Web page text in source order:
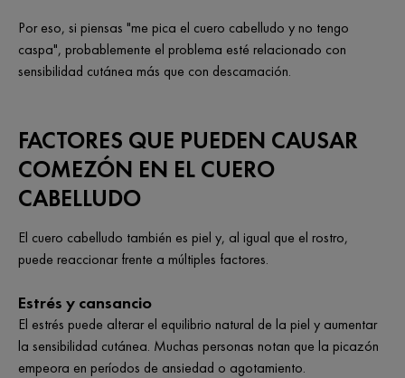
Por eso, si piensas "me pica el cuero cabelludo y no tengo
caspa", probablemente el problema esté relacionado con
sensibilidad cutánea más que con descamación.
FACTORES QUE PUEDEN CAUSAR
COMEZÓN EN EL CUERO
CABELLUDO
El cuero cabelludo también es piel y, al igual que el rostro,
puede reaccionar frente a múltiples factores.
Estrés y cansancio
El estrés puede alterar el equilibrio natural de la piel y aumentar
la sensibilidad cutánea. Muchas personas notan que la picazón
empeora en períodos de ansiedad o agotamiento.